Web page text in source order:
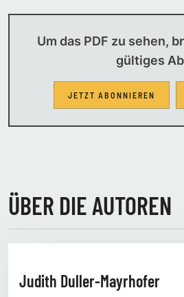
Um das PDF zu sehen,
gültiges
JETZT ABONNIEREN
ÜBER DIE AUTOREN
Judith Duller-Mayrhofer